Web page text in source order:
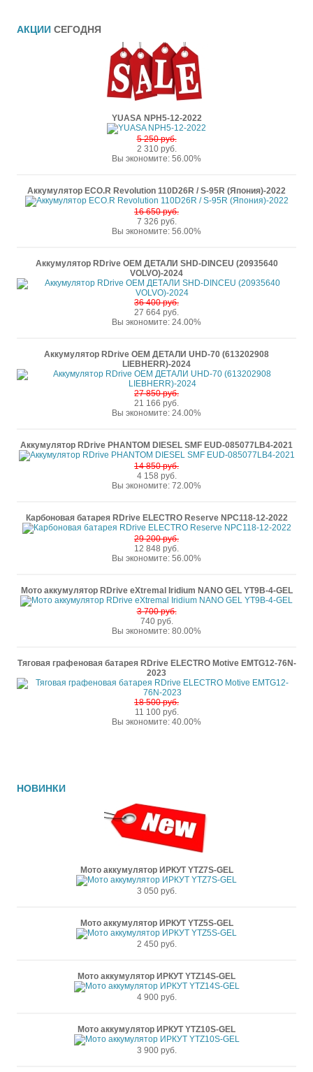
АКЦИИ СЕГОДНЯ
YUASA NPH5-12-2022
5 250 руб.
2 310 руб.
Вы экономите: 56.00%
Аккумулятор ECO.R Revolution 110D26R / S-95R (Япония)-2022
16 650 руб.
7 326 руб.
Вы экономите: 56.00%
Аккумулятор RDrive OEM ДЕТАЛИ SHD-DINCEU (20935640
VOLVO)-2024
36 400 руб.
27 664 руб.
Вы экономите: 24.00%
Аккумулятор RDrive OEM ДЕТАЛИ UHD-70 (613202908
LIEBHERR)-2024
27 850 руб.
21 166 руб.
Вы экономите: 24.00%
Аккумулятор RDrive PHANTOM DIESEL SMF EUD-085077LB4-2021
14 850 руб.
4 158 руб.
Вы экономите: 72.00%
Карбоновая батарея RDrive ELECTRO Reserve NPC118-12-2022
29 200 руб.
12 848 руб.
Вы экономите: 56.00%
Мото аккумулятор RDrive eXtremal Iridium NANO GEL YT9B-4-GEL
3 700 руб.
740 руб.
Вы экономите: 80.00%
Тяговая графеновая батарея RDrive ELECTRO Motive EMTG12-76N-
2023
18 500 руб.
11 100 руб.
Вы экономите: 40.00%
НОВИНКИ
Мото аккумулятор ИРКУТ YTZ7S-GEL
3 050 руб.
Мото аккумулятор ИРКУТ YTZ5S-GEL
2 450 руб.
Мото аккумулятор ИРКУТ YTZ14S-GEL
4 900 руб.
Мото аккумулятор ИРКУТ YTZ10S-GEL
3 900 руб.